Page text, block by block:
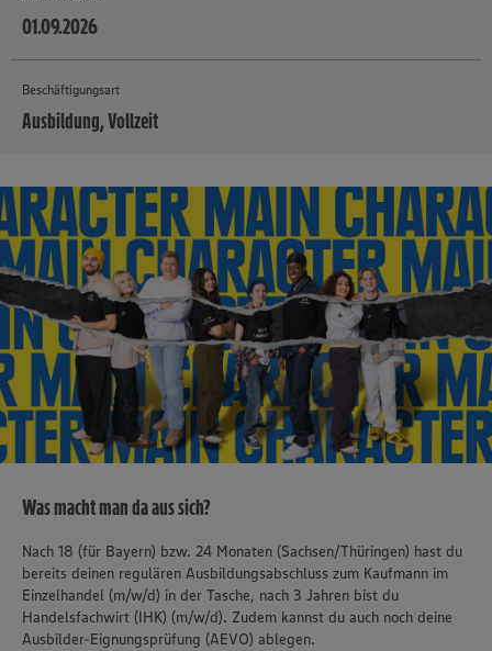
01.09.2026
Beschäftigungsart
Ausbildung, Vollzeit
Was macht man da aus sich?
Nach 18 (für Bayern) bzw. 24 Monaten (Sachsen/Thüringen) hast du
bereits deinen regulären Ausbildungsabschluss zum Kaufmann im
Einzelhandel (m/w/d) in der Tasche, nach 3 Jahren bist du
Handelsfachwirt (IHK) (m/w/d). Zudem kannst du auch noch deine
Ausbilder-Eignungsprüfung (AEVO) ablegen.